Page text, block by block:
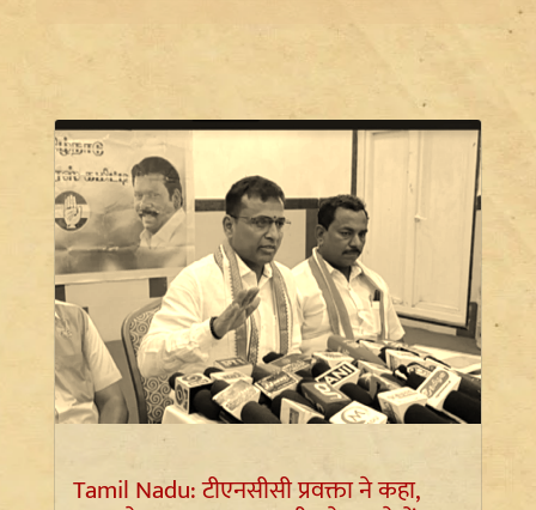
Tamil Nadu: टीएनसीसी प्रवक्ता ने कहा,